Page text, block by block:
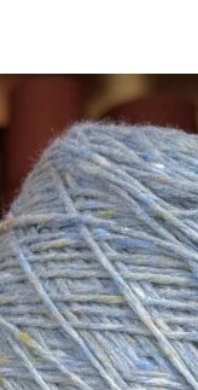
васильковый с